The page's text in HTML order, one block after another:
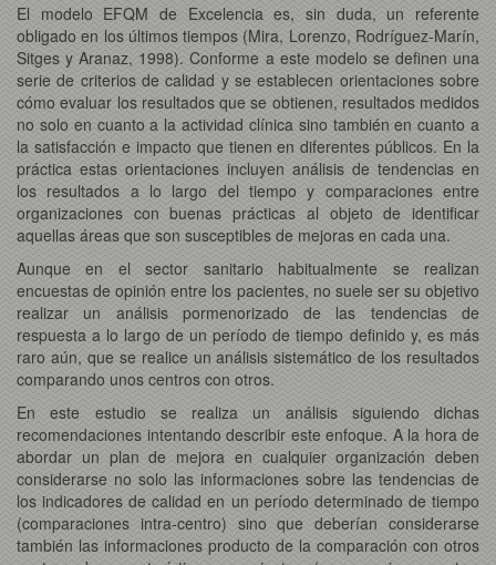
El modelo EFQM de Excelencia es, sin duda, un referente
obligado en los últimos tiempos (Mira, Lorenzo, Rodríguez-Marín,
Sitges y Aranaz, 1998). Conforme a este modelo se definen una
serie de criterios de calidad y se establecen orientaciones sobre
cómo evaluar los resultados que se obtienen, resultados medidos
no solo en cuanto a la actividad clínica sino también en cuanto a
la satisfacción e impacto que tienen en diferentes públicos. En la
práctica estas orientaciones incluyen análisis de tendencias en
los resultados a lo largo del tiempo y comparaciones entre
organizaciones con buenas prácticas al objeto de identificar
aquellas áreas que son susceptibles de mejoras en cada una.
Aunque en el sector sanitario habitualmente se realizan
encuestas de opinión entre los pacientes, no suele ser su objetivo
realizar un análisis pormenorizado de las tendencias de
respuesta a lo largo de un período de tiempo definido y, es más
raro aún, que se realice un análisis sistemático de los resultados
comparando unos centros con otros.
En este estudio se realiza un análisis siguiendo dichas
recomendaciones intentando describir este enfoque. A la hora de
abordar un plan de mejora en cualquier organización deben
considerarse no solo las informaciones sobre las tendencias de
los indicadores de calidad en un período determinado de tiempo
(comparaciones intra-centro) sino que deberían considerarse
también las informaciones producto de la comparación con otros